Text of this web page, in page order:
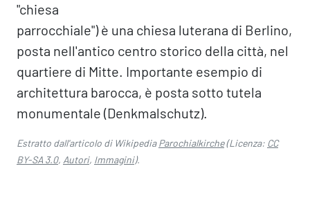
"chiesa
parrocchiale") è una chiesa luterana di Berlino,
posta nell'antico centro storico della città, nel
quartiere di Mitte. Importante esempio di
architettura barocca, è posta sotto tutela
monumentale (Denkmalschutz).
Estratto dall'articolo di WikipediaParochialkirche(Licenza: CC
BY-SA 3.0, Autori, Immagini).